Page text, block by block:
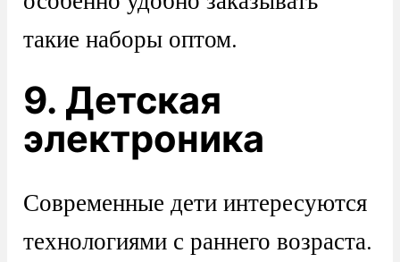
такие наборы оптом.
9. Детская
электроника
Современные дети интересуются
технологиями с раннего возраста.